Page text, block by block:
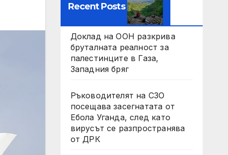
Recent Posts
Доклад на ООН разкрива
бруталната реалност за
палестинците в Газа,
Западния бряг
Ръководителят на СЗО
посещава засегнатата от
Ебола Уганда, след като
вирусът се разпространява
от ДРК